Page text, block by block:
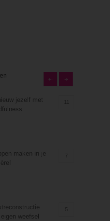
jezelf met
11
maken in je
7
weefsel
5